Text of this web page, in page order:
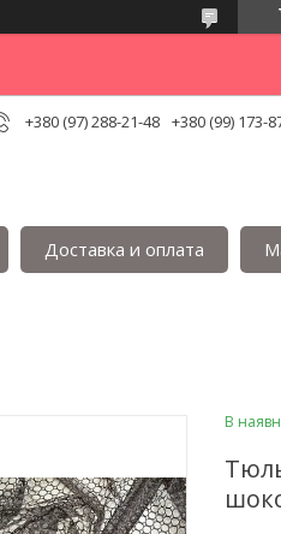
+380 (97) 288-21-48 +380 (99) 173-
Доставка и оплата
В